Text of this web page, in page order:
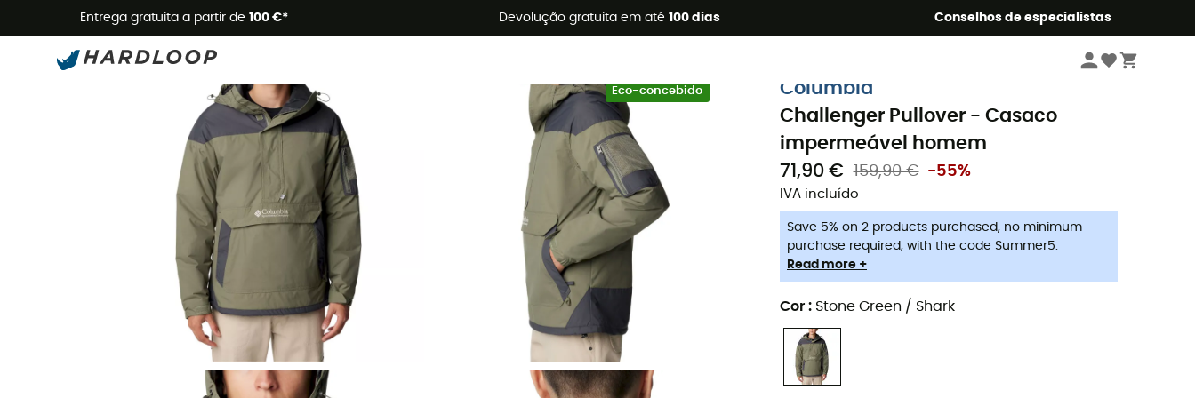
Entrega gratuita a partir de 100 €* Devolução gratuita em até 100 dias Conselhos de especialistas
Promoções de verão 🔥 -5% EXTRA a partir de 2 produtos* com o código Summer5
Eco-concebido
Casacos impermeável homem
Columbia
Challenger Pullover - Casaco
impermeável homem
71,90 €
159,90 € -55%
IVA incluído
Save 5% on 2 products purchased, no minimum
purchase required, with the code Summer5.
Read more +
Cor : Stone Green / Shark